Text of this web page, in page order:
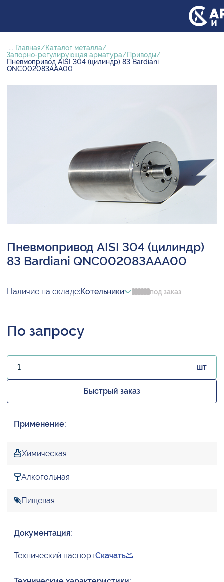
... Главная
Каталог металла
Запорно-регулирующая арматура
Приводы
Пневмопривод AISI 304 (цилиндр) 83 Bardiani
QNC002083AAA00
Пневмопривод AISI 304 (цилиндр)
83 Bardiani QNC002083AAA00
Наличие на складе:Котельники под заказ
По запросу
шт
Быстрый заказ
Применение:
Химическая
Алкогольная
Пищевая
Документация:
Технический паспортСкачать